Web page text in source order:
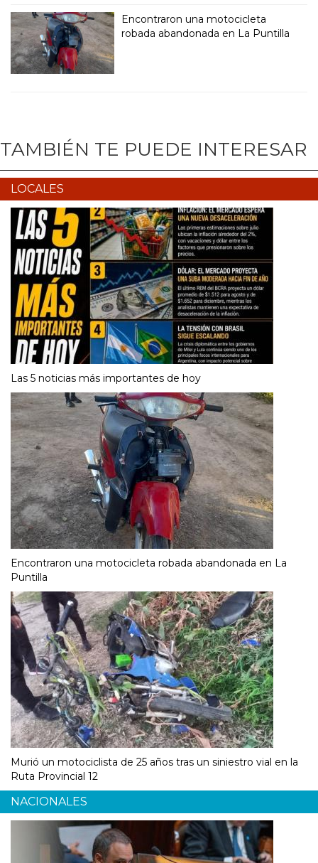
Encontraron una motocicleta
robada abandonada en La Puntilla
TAMBIÉN TE PUEDE INTERESAR
LOCALES
Las 5 noticias más importantes de hoy
Encontraron una motocicleta robada abandonada en La
Puntilla
Murió un motociclista de 25 años tras un siniestro vial en la
Ruta Provincial 12
NACIONALES